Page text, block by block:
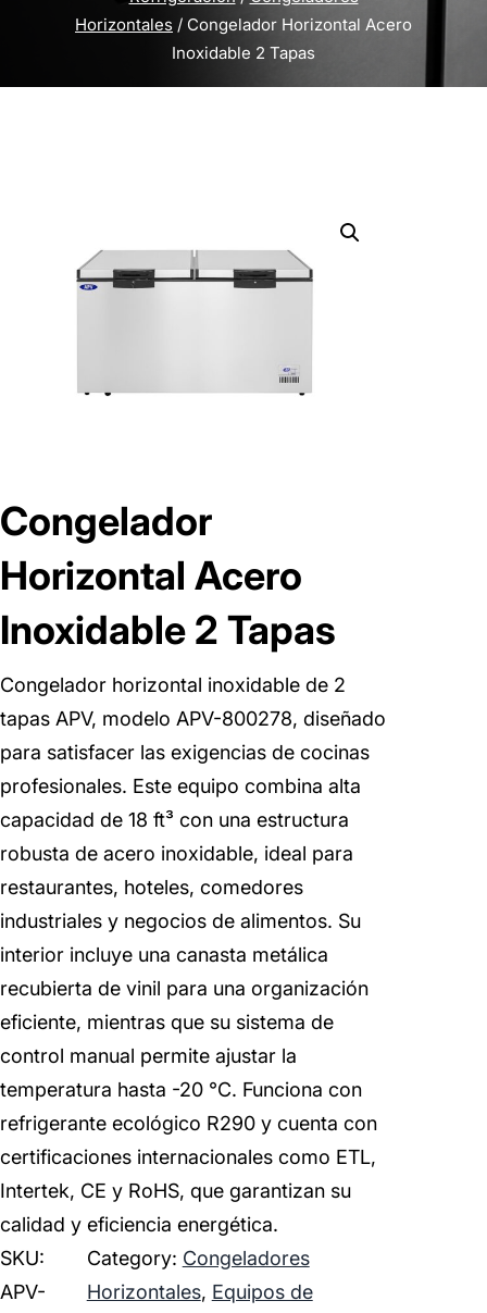
Horizontales / Congelador Horizontal Acero
Inoxidable 2 Tapas
Congelador
Horizontal Acero
Inoxidable 2 Tapas
Congelador horizontal inoxidable de 2
tapas APV, modelo APV-800278, diseñado
para satisfacer las exigencias de cocinas
profesionales. Este equipo combina alta
capacidad de 18 ft³ con una estructura
robusta de acero inoxidable, ideal para
restaurantes, hoteles, comedores
industriales y negocios de alimentos. Su
interior incluye una canasta metálica
recubierta de vinil para una organización
eficiente, mientras que su sistema de
control manual permite ajustar la
temperatura hasta -20 °C. Funciona con
refrigerante ecológico R290 y cuenta con
certificaciones internacionales como ETL,
Intertek, CE y RoHS, que garantizan su
calidad y eficiencia energética.
SKU:
APV-
Category: Congeladores
Horizontales, Equipos de